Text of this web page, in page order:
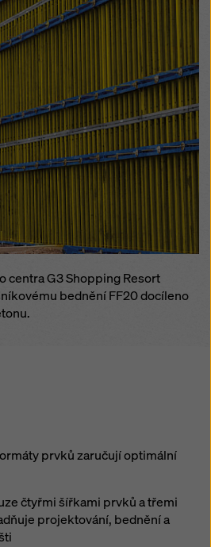
jako jsou opěry
zařízení atd.
centra G3 Shopping Resort
bednění FF20 docíleno
prvků zaručují optimální
čtyřmi šířkami prvků a třemi
projektování, bednění a